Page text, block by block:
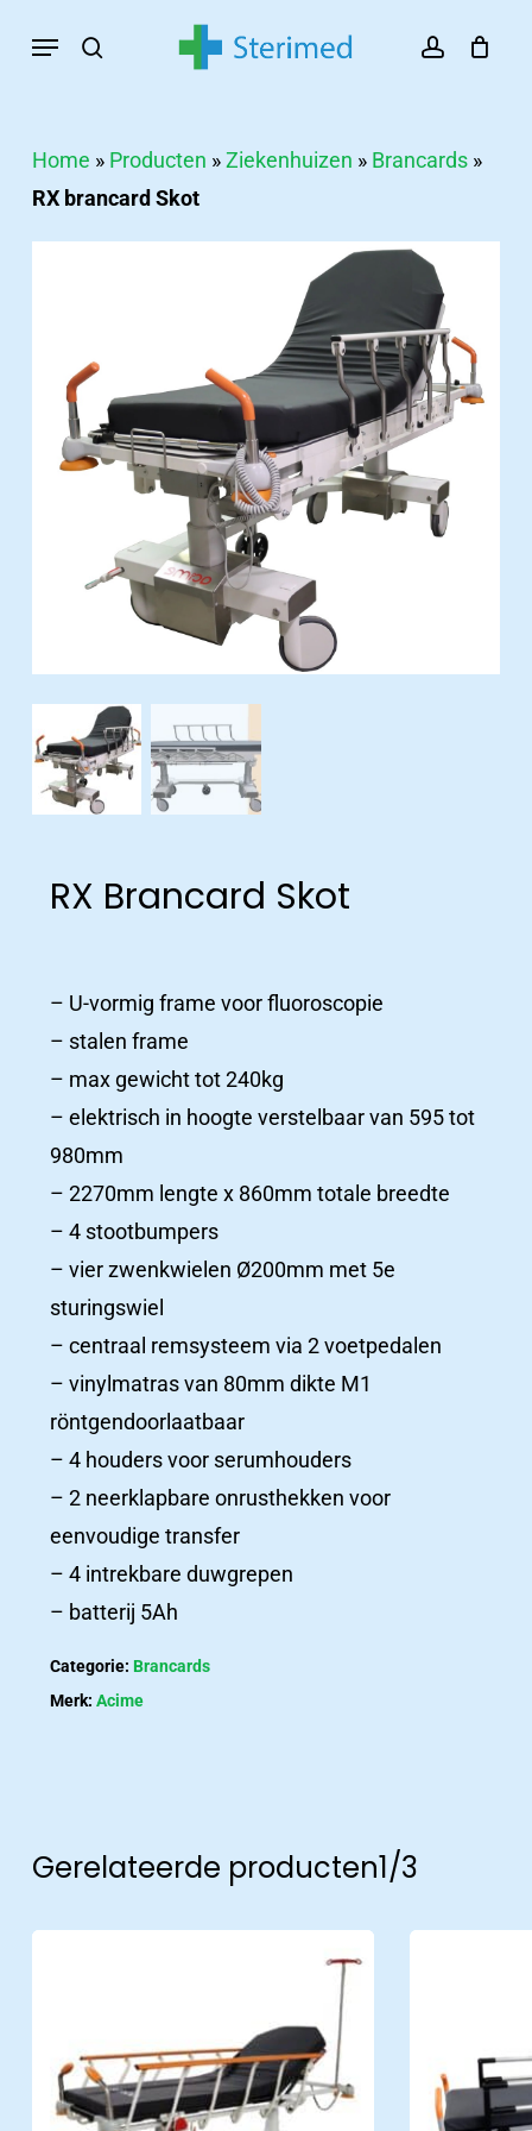
search account
Menu
Home » Producten »Ziekenhuizen » Brancards»
RX brancard Skot
RX Brancard Skot
– U-vormig frame voor fluoroscopie
– stalen frame
– max gewicht tot 240kg
– elektrisch in hoogte verstelbaar van 595 tot
980mm
– 2270mm lengte x 860mm totale breedte
– 4 stootbumpers
– vier zwenkwielen Ø200mm met 5e
sturingswiel
– centraal remsysteem via 2 voetpedalen
– vinylmatras van 80mm dikte M1
röntgendoorlaatbaar
– 4 houders voor serumhouders
– 2 neerklapbare onrusthekken voor
eenvoudige transfer
– 4 intrekbare duwgrepen
– batterij 5Ah
Categorie: Brancards
Merk: Acime
Gerelateerde producten1/3
ziekenhuizen
Ziekenhuizen
Productcatalogus
Productcatalogus
Woonzorgcentra
Productcatalogus
Het
Nieuws
Contact
Neem contact met ons op